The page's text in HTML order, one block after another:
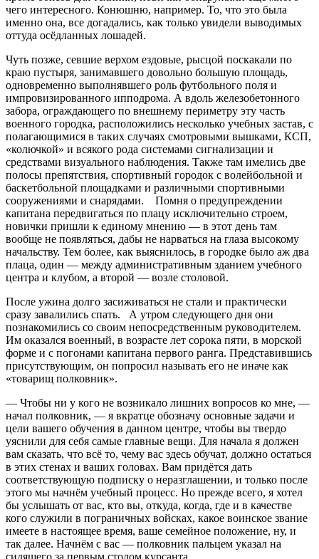
чего интересного. Конюшню, например. То, что это была
именно она, все догадались, как только увидели выводимых
оттуда осёдланных лошадей.
Чуть позже, севшие верхом ездовые, рысцой поскакали по
краю пустыря, занимавшего довольно большую площадь,
одновременно выполнявшего роль футбольного поля и
импровизированного ипподрома. А вдоль железобетонного
забора, ограждающего по внешнему периметру эту часть
военного городка, расположились несколько учебных застав, с
полагающимися в таких случаях смотровыми вышками, КСП,
«колючкой» и всякого рода системами сигнализации и
средствами визуального наблюдения. Также там имелись две
полосы препятствия, спортивный городок с волейбольной и
баскетбольной площадками и различными спортивными
сооружениями и снарядами. Помня о предупреждении
капитана передвигаться по плацу исключительно строем,
новички пришли к единому мнению — в этот день там
вообще не появляться, дабы не нарваться на глаза высокому
начальству. Тем более, как выяснилось, в городке было аж два
плаца, один — между административным зданием учебного
центра и клубом, а второй — возле столовой.
После ужина долго засиживаться не стали и практически
сразу завалились спать. А утром следующего дня они
познакомились со своим непосредственным руководителем.
Им оказался военный, в возрасте лет сорока пяти, в морской
форме и с погонами капитана первого ранга. Представившись
присутствующим, он попросил называть его не иначе как
«товарищ полковник».
— Чтобы ни у кого не возникало лишних вопросов ко мне, —
начал полковник, — я вкратце обозначу основные задачи и
цели вашего обучения в данном центре, чтобы вы твердо
уяснили для себя самые главные вещи. Для начала я должен
вам сказать, что всё то, чему вас здесь обучат, должно остаться
в этих стенах и ваших головах. Вам придётся дать
соответствующую подписку о неразглашении, и только после
этого мы начнём учебный процесс. Но прежде всего, я хотел
бы услышать от вас, кто вы, откуда, когда, где и в качестве
кого служили в пограничных войсках, какое воинское звание
имеете в настоящее время, ваше семейное положение, ну, и
так далее. Начнём с вас — полковник пальцем указал на
сидящего за первым столом курсанта.